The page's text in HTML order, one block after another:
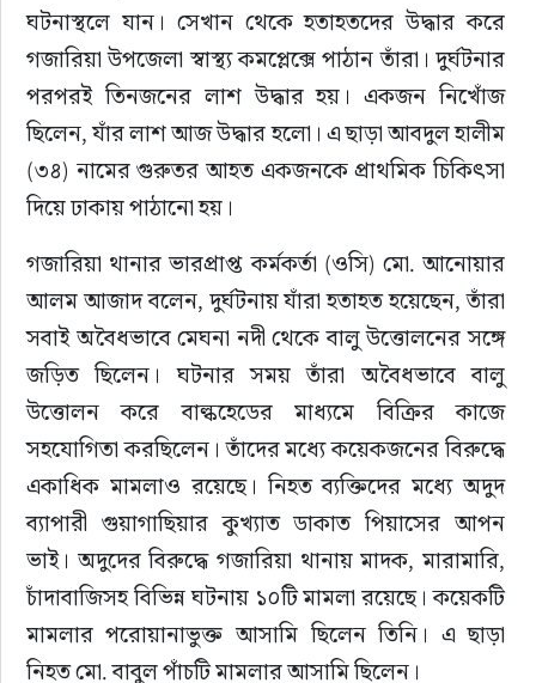
ঘটনাস্থলে যান। সেখান থেকে হতাহতদের উদ্ধার করে
গজারিয়া উপজেলা স্বাস্থ্য কমপ্লেক্সে পাঠান তাঁরা। দুর্ঘটনার
পরপরই তিনজনের লাশ উদ্ধার হয়। একজন নিখোঁজ
ছিলেন, যাঁর লাশ আজ উদ্ধার হলো। এ ছাড়া আবদুল হালীম
(৩৪) নামের গুরুতর আহত একজনকে প্রাথমিক চিকিৎসা
দিয়ে ঢাকায় পাঠানো হয়।
গজারিয়া থানার ভারপ্রাপ্ত কর্মকর্তা (ওসি) মো. আনোয়ার
আলম আজাদ বলেন, দুর্ঘটনায় যাঁরা হতাহত হয়েছেন, তাঁরা
সবাই অবৈধভাবে মেঘনা নদী থেকে বালু উত্তোলনের সঙ্গে
জড়িত ছিলেন। ঘটনার সময় তাঁরা অবৈধভাবে বালু
উত্তোলন করে বাল্কহেডের মাধ্যমে বিক্রির কাজে
সহযোগিতা করছিলেন। তাঁদের মধ্যে কয়েকজনের বিরুদ্ধে
একাধিক মামলাও রয়েছে। নিহত ব্যক্তিদের মধ্যে অদুদ
ব্যাপারী গুয়াগাছিয়ার কুখ্যাত ডাকাত পিয়াসের আপন
ভাই। অদুদের বিরুদ্ধে গজারিয়া থানায় মাদক, মারামারি,
চাঁদাবাজিসহ বিভিন্ন ঘটনায় ১০টি মামলা রয়েছে। কয়েকটি
মামলার পরোয়ানাভুক্ত আসামি ছিলেন তিনি। এ ছাড়া
নিহত মো. বাবুল পাঁচটি মামলার আসামি ছিলেন।